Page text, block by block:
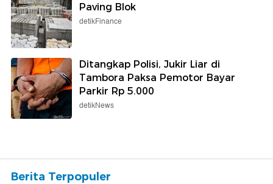
Paving Blok
detikFinance
Ditangkap Polisi, Jukir Liar di
Tambora Paksa Pemotor Bayar
Parkir Rp 5.000
detikNews
Berita Terpopuler